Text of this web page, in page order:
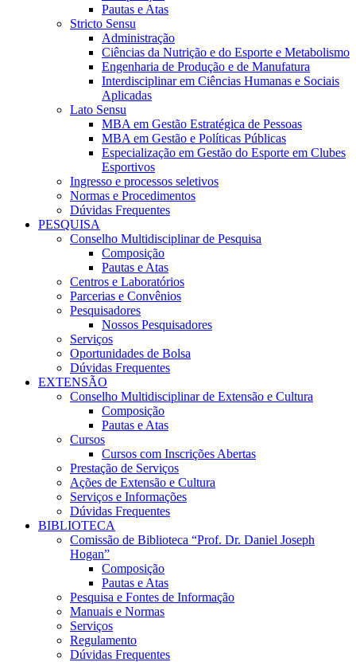
Pautas e Atas
Stricto Sensu
Administração
Ciências da Nutrição e do Esporte e Metabolismo
Engenharia de Produção e de Manufatura
Interdisciplinar em Ciências Humanas e Sociais
Aplicadas
Lato Sensu
MBA em Gestão Estratégica de Pessoas
MBA em Gestão e Políticas Públicas
Especialização em Gestão do Esporte em Clubes
Esportivos
Ingresso e processos seletivos
Normas e Procedimentos
Dúvidas Frequentes
PESQUISA
Conselho Multidisciplinar de Pesquisa
Composição
Pautas e Atas
Centros e Laboratórios
Parcerias e Convênios
Pesquisadores
Nossos Pesquisadores
Serviços
Oportunidades de Bolsa
Dúvidas Frequentes
EXTENSÃO
Conselho Multidisciplinar de Extensão e Cultura
Composição
Pautas e Atas
Cursos
Cursos com Inscrições Abertas
Prestação de Serviços
Ações de Extensão e Cultura
Serviços e Informações
Dúvidas Frequentes
BIBLIOTECA
Comissão de Biblioteca “Prof. Dr. Daniel Joseph
Hogan”
Composição
Pautas e Atas
Pesquisa e Fontes de Informação
Manuais e Normas
Serviços
Regulamento
Dúvidas Frequentes